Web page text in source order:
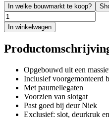
In welke bouwmarkt te koop?
In winkelwagen
Opgebouwd uit een
Inclusief voorgemonteerd
Met paumellegaten
Voorzien van slotgat
Past goed bij deur Niek
Exclusief: slot, deurkruk